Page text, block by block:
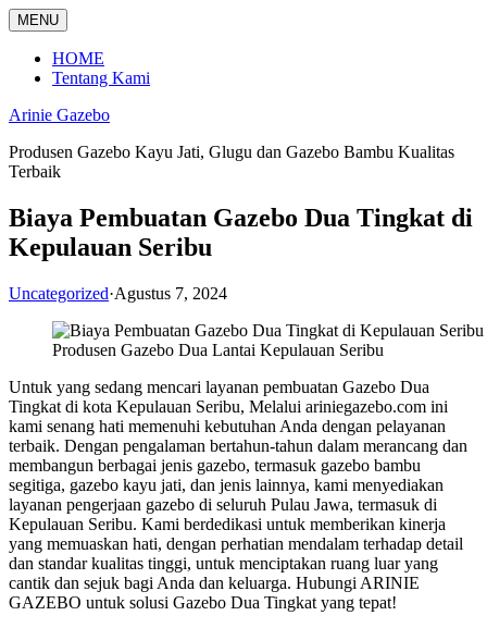
Langsung
ke
konten
MENU
HOME
Tentang Kami
Arinie Gazebo
Produsen Gazebo Kayu Jati, Glugu dan Gazebo Bambu Kualitas
Terbaik
Biaya Pembuatan Gazebo Dua Tingkat di
Kepulauan Seribu
Uncategorized·Agustus 7, 2024
Produsen Gazebo Dua Lantai Kepulauan Seribu
Untuk yang sedang mencari layanan pembuatan Gazebo Dua
Tingkat di kota Kepulauan Seribu, Melalui ariniegazebo.com ini
kami senang hati memenuhi kebutuhan Anda dengan pelayanan
terbaik. Dengan pengalaman bertahun-tahun dalam merancang dan
membangun berbagai jenis gazebo, termasuk gazebo bambu
segitiga, gazebo kayu jati, dan jenis lainnya, kami menyediakan
layanan pengerjaan gazebo di seluruh Pulau Jawa, termasuk di
Kepulauan Seribu. Kami berdedikasi untuk memberikan kinerja
yang memuaskan hati, dengan perhatian mendalam terhadap detail
dan standar kualitas tinggi, untuk menciptakan ruang luar yang
cantik dan sejuk bagi Anda dan keluarga. Hubungi ARINIE
GAZEBO untuk solusi Gazebo Dua Tingkat yang tepat!